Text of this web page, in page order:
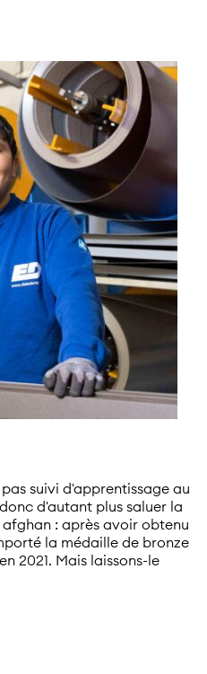
suivi d'apprentissage au
d'autant plus saluer la
: après avoir obtenu
la médaille de bronze
2021. Mais laissons-le